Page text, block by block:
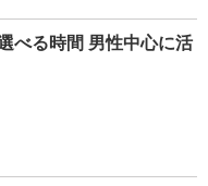
べる時間 男性中心に活